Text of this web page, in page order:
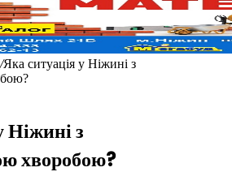
/Яка ситуація у Ніжині з
Ніжині з
хворобою?